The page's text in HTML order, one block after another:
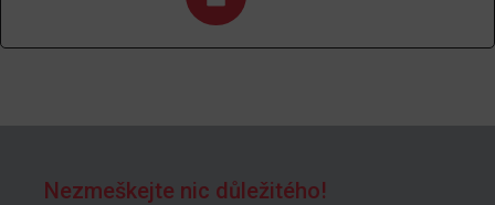
Nezmeškejte nic důležitého!